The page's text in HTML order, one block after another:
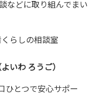
などに取り組んでまい
らしの相談室
いわ ろうご）
ひとつで安心サポー